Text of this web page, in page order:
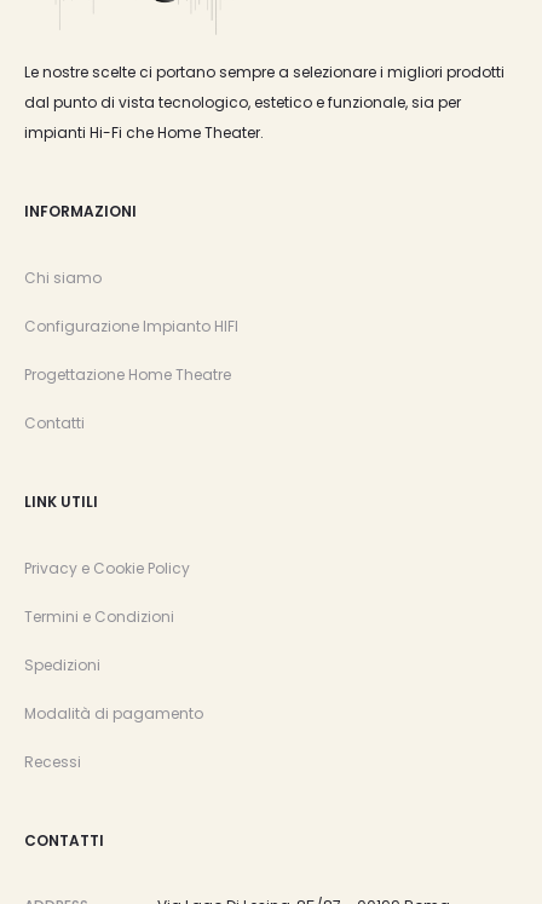
Le nostre scelte ci portano sempre a selezionare i migliori prodotti
dal punto di vista tecnologico, estetico e funzionale, sia per
impianti Hi-Fi che Home Theater.
INFORMAZIONI
Chi siamo
Configurazione Impianto HIFI
Progettazione Home Theatre
Contatti
LINK UTILI
Privacy e Cookie Policy
Termini e Condizioni
Spedizioni
Modalità di pagamento
Recessi
CONTATTI